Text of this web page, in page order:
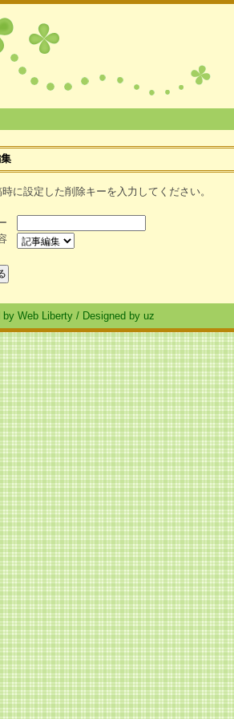
に設定した削除キーを入力してください。
by Web Liberty / Designed by uz